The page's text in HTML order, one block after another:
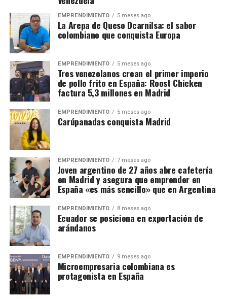
EMPRENDIMIENTO 5 meses ago
La Arepa de Queso Dcarnilsa: el sabor
colombiano que conquista Europa
EMPRENDIMIENTO 5 meses ago
Tres venezolanos crean el primer imperio
de pollo frito en España: Roost Chicken
factura 5,3 millones en Madrid
EMPRENDIMIENTO 5 meses ago
Carúpanadas conquista Madrid
EMPRENDIMIENTO 7 meses ago
Joven argentino de 27 años abre cafetería
en Madrid y asegura que emprender en
España «es más sencillo» que en Argentina
EMPRENDIMIENTO 8 meses ago
Ecuador se posiciona en exportación de
arándanos
EMPRENDIMIENTO 9 meses ago
Microempresaria colombiana es
protagonista en España